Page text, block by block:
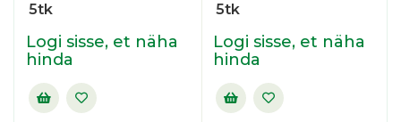
5tk
Logi sisse, et näha
hinda
5tk
Logi sisse, et näha
hinda